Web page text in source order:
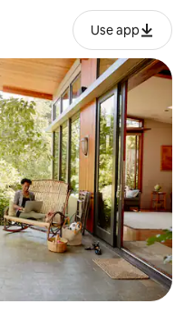
Use app